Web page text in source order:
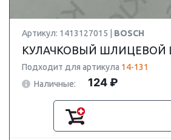
Артикул: 1413127015 | BOSCH
КУЛАЧКОВЫЙ
Подходит для артикула 14-131
Наличные:
124 ₽